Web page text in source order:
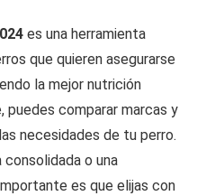
es una herramienta
que quieren asegurarse
la mejor nutrición
puedes comparar marcas y
necesidades de tu perro.
consolidada o una
es que elijas con